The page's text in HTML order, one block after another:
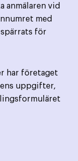
anmälaren vid
med
spärrats för
har företaget
uppgifter,